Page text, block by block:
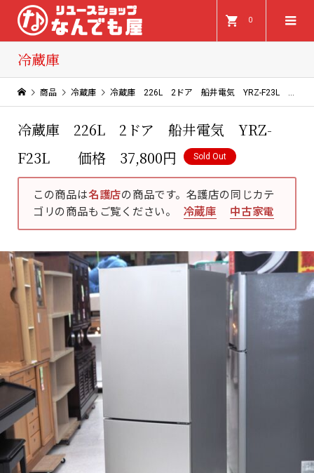
0
冷蔵庫
商品 冷蔵庫 冷蔵庫 226L 2ドア 船井電気 YRZ-F23L 価格 37,800円
冷蔵庫 226L 2ドア 船井電気 YRZ-
F23L 価格 37,800円
Sold Out
この商品は名護店の商品です。名護店の同じカテ
ゴリの商品もご覧ください。
冷蔵庫 中古家電